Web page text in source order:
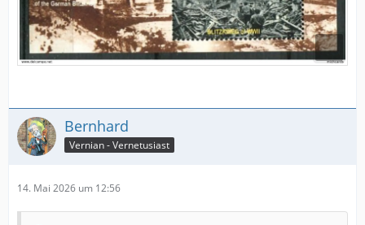
Bernhard
Vernian - Vernetusiast
14. Mai 2026 um 12:56